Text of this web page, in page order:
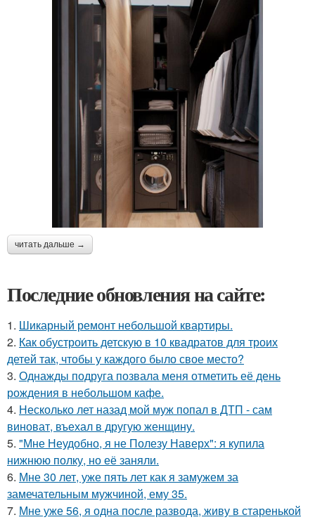
читать дальше →
Последние обновления на сайте:
1. Шикарный ремонт небольшой квартиры.
2. Как обустроить детскую в 10 квадратов для троих
детей так, чтобы у каждого было свое место?
3. Однажды подруга позвала меня отметить её день
рождения в небольшом кафе.
4. Несколько лет назад мой муж попал в ДТП - сам
виноват, въехал в другую женщину.
5. "Мне Неудобно, я не Полезу Наверх": я купила
нижнюю полку, но её заняли.
6. Мне 30 лет, уже пять лет как я замужем за
замечательным мужчиной, ему 35.
7. Мне уже 56, я одна после развода, живу в старенькой